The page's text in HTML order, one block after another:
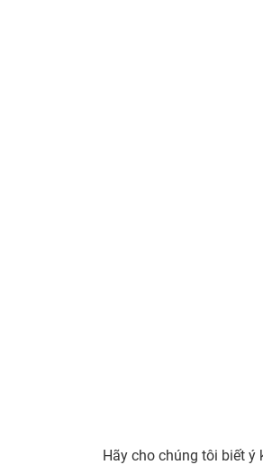
Hãy cho chúng tôi biết ý